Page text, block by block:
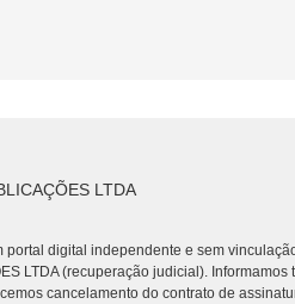
LTDA
portal digital independente e sem
LTDA (recuperação judicial).
cancelamento do contrato de